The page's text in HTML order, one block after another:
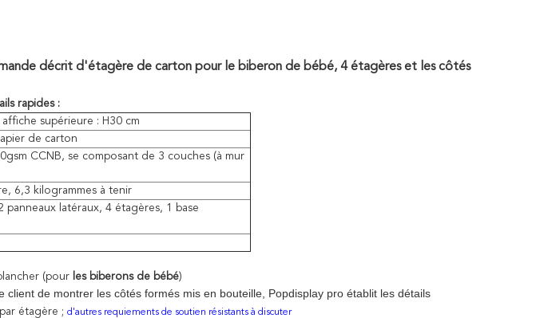
décrit d'étagère de carton pour le biberon de bébé, 4 étagères et les côtés
rapides :
supérieure : H30 cm
de carton
CCNB, se composant de 3 couches (à mur
6,3 kilogrammes à tenir
panneaux latéraux, 4 étagères, 1 base
(pour les biberons de bébé)
client de montrer les côtés formés mis en bouteille, Popdisplay pro établit les détails
étagère ; d'autres requiements de soutien résistants à discuter